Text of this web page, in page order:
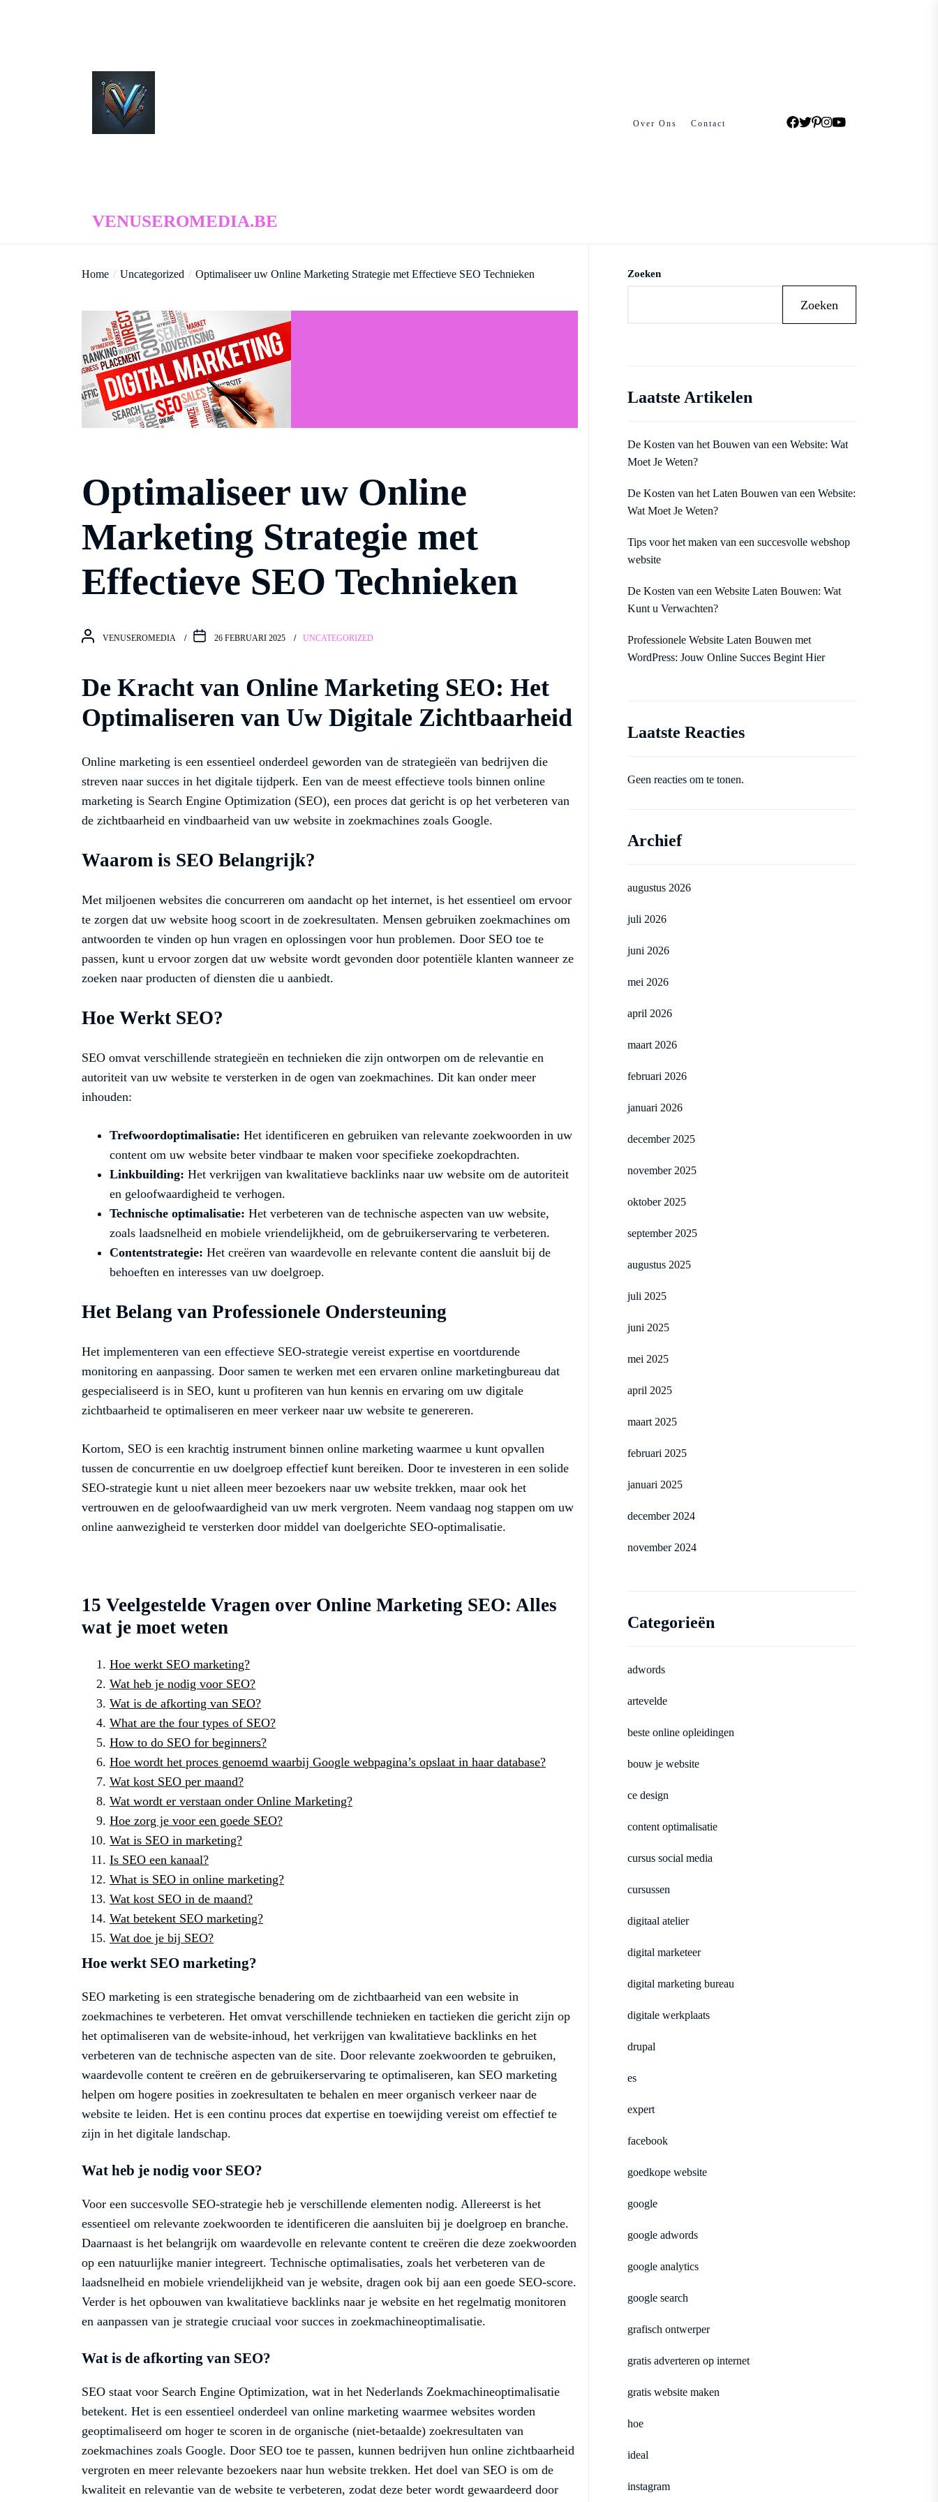
venuseromedia.be
VENUSEROMEDIA.BE
Over Ons Contact
Home Uncategorized Optimaliseer uw Online Marketing Strategie met Effectieve SEO Technieken
Optimaliseer uw Online
Marketing Strategie met
Effectieve SEO Technieken
VENUSEROMEDIA 26 FEBRUARI 2025 UNCATEGORIZED
De Kracht van Online Marketing SEO: Het
Optimaliseren van Uw Digitale Zichtbaarheid
Online marketing is een essentieel onderdeel geworden van de strategieën van bedrijven die
streven naar succes in het digitale tijdperk. Een van de meest effectieve tools binnen online
marketing is Search Engine Optimization (SEO), een proces dat gericht is op het verbeteren van
de zichtbaarheid en vindbaarheid van uw website in zoekmachines zoals Google.
Waarom is SEO Belangrijk?
Met miljoenen websites die concurreren om aandacht op het internet, is het essentieel om ervoor
te zorgen dat uw website hoog scoort in de zoekresultaten. Mensen gebruiken zoekmachines om
antwoorden te vinden op hun vragen en oplossingen voor hun problemen. Door SEO toe te
passen, kunt u ervoor zorgen dat uw website wordt gevonden door potentiële klanten wanneer ze
zoeken naar producten of diensten die u aanbiedt.
Hoe Werkt SEO?
SEO omvat verschillende strategieën en technieken die zijn ontworpen om de relevantie en
autoriteit van uw website te versterken in de ogen van zoekmachines. Dit kan onder meer
inhouden:
Trefwoordoptimalisatie: Het identificeren en gebruiken van relevante zoekwoorden in uw
content om uw website beter vindbaar te maken voor specifieke zoekopdrachten.
Linkbuilding: Het verkrijgen van kwalitatieve backlinks naar uw website om de autoriteit
en geloofwaardigheid te verhogen.
Technische optimalisatie: Het verbeteren van de technische aspecten van uw website,
zoals laadsnelheid en mobiele vriendelijkheid, om de gebruikerservaring te verbeteren.
Contentstrategie: Het creëren van waardevolle en relevante content die aansluit bij de
behoeften en interesses van uw doelgroep.
Het Belang van Professionele Ondersteuning
Het implementeren van een effectieve SEO-strategie vereist expertise en voortdurende
monitoring en aanpassing. Door samen te werken met een ervaren online marketingbureau dat
gespecialiseerd is in SEO, kunt u profiteren van hun kennis en ervaring om uw digitale
zichtbaarheid te optimaliseren en meer verkeer naar uw website te genereren.
Kortom, SEO is een krachtig instrument binnen online marketing waarmee u kunt opvallen
tussen de concurrentie en uw doelgroep effectief kunt bereiken. Door te investeren in een solide
SEO-strategie kunt u niet alleen meer bezoekers naar uw website trekken, maar ook het
vertrouwen en de geloofwaardigheid van uw merk vergroten. Neem vandaag nog stappen om uw
online aanwezigheid te versterken door middel van doelgerichte SEO-optimalisatie.
15 Veelgestelde Vragen over Online Marketing SEO: Alles
wat je moet weten
Hoe werkt SEO marketing?
Wat heb je nodig voor SEO?
Wat is de afkorting van SEO?
What are the four types of SEO?
How to do SEO for beginners?
Hoe wordt het proces genoemd waarbij Google webpagina’s opslaat in haar database?
Wat kost SEO per maand?
Wat wordt er verstaan onder Online Marketing?
Hoe zorg je voor een goede SEO?
Wat is SEO in marketing?
Is SEO een kanaal?
What is SEO in online marketing?
Wat kost SEO in de maand?
Wat betekent SEO marketing?
Wat doe je bij SEO?
Hoe werkt SEO marketing?
SEO marketing is een strategische benadering om de zichtbaarheid van een website in
zoekmachines te verbeteren. Het omvat verschillende technieken en tactieken die gericht zijn op
het optimaliseren van de website-inhoud, het verkrijgen van kwalitatieve backlinks en het
verbeteren van de technische aspecten van de site. Door relevante zoekwoorden te gebruiken,
waardevolle content te creëren en de gebruikerservaring te optimaliseren, kan SEO marketing
helpen om hogere posities in zoekresultaten te behalen en meer organisch verkeer naar de
website te leiden. Het is een continu proces dat expertise en toewijding vereist om effectief te
zijn in het digitale landschap.
Wat heb je nodig voor SEO?
Voor een succesvolle SEO-strategie heb je verschillende elementen nodig. Allereerst is het
essentieel om relevante zoekwoorden te identificeren die aansluiten bij je doelgroep en branche.
Daarnaast is het belangrijk om waardevolle en relevante content te creëren die deze zoekwoorden
op een natuurlijke manier integreert. Technische optimalisaties, zoals het verbeteren van de
laadsnelheid en mobiele vriendelijkheid van je website, dragen ook bij aan een goede SEO-score.
Verder is het opbouwen van kwalitatieve backlinks naar je website en het regelmatig monitoren
en aanpassen van je strategie cruciaal voor succes in zoekmachineoptimalisatie.
Wat is de afkorting van SEO?
SEO staat voor Search Engine Optimization, wat in het Nederlands Zoekmachineoptimalisatie
betekent. Het is een essentieel onderdeel van online marketing waarmee websites worden
geoptimaliseerd om hoger te scoren in de organische (niet-betaalde) zoekresultaten van
zoekmachines zoals Google. Door SEO toe te passen, kunnen bedrijven hun online zichtbaarheid
vergroten en meer relevante bezoekers naar hun website trekken. Het doel van SEO is om de
kwaliteit en relevantie van de website te verbeteren, zodat deze beter wordt gewaardeerd door
Zoeken
Zoeken
Laatste Artikelen
De Kosten van het Bouwen van een Website: Wat
Moet Je Weten?
De Kosten van het Laten Bouwen van een Website:
Wat Moet Je Weten?
Tips voor het maken van een succesvolle webshop
website
De Kosten van een Website Laten Bouwen: Wat
Kunt u Verwachten?
Professionele Website Laten Bouwen met
WordPress: Jouw Online Succes Begint Hier
Laatste Reacties
Geen reacties om te tonen.
Archief
augustus 2026
juli 2026
juni 2026
mei 2026
april 2026
maart 2026
februari 2026
januari 2026
december 2025
november 2025
oktober 2025
september 2025
augustus 2025
juli 2025
juni 2025
mei 2025
april 2025
maart 2025
februari 2025
januari 2025
december 2024
november 2024
Categorieën
adwords
artevelde
beste online opleidingen
bouw je website
ce design
content optimalisatie
cursus social media
cursussen
digitaal atelier
digital marketeer
digital marketing bureau
digitale werkplaats
drupal
es
expert
facebook
goedkope website
google
google adwords
google analytics
google search
grafisch ontwerper
gratis adverteren op internet
gratis website maken
hoe
ideal
instagram